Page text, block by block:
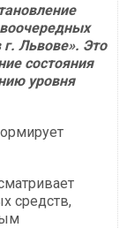
Львове». Это
состояния
уровня
средств,